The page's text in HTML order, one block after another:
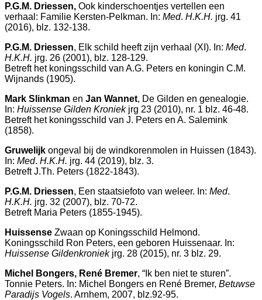
P.G.M. Driessen, Ook kinderschoentjes vertellen een
verhaal: Familie Kersten-Pelkman. In: Med. H.K.H. jrg. 41
(2016), blz. 132-138.
P.G.M. Driessen, Elk schild heeft zijn verhaal (XI). In: Med.
H.K.H. jrg. 26 (2001), blz. 128-129.
Betreft het koningsschild van A.G. Peters en koningin C.M.
Wijnands (1905).
Mark Slinkman en Jan Wannet, De Gilden en genealogie.
In: Huissense Gilden Kroniekjrg 23 (2010), nr. 1 blz. 46-48.
Betreft het koningsschild van J. Peters en A. Salemink
(1858).
Gruwelijk ongeval bij de windkorenmolen in Huissen (1843).
In: Med. H.K.H. jrg. 44 (2019), blz. 3.
Betreft J.Th. Peters (1822-1843).
P.G.M. Driessen, Een staatsiefoto van weleer. In: Med.
H.K.H. jrg. 32 (2007), blz. 70-72.
Betreft Maria Peters (1855-1945).
Huissense Zwaan op Koningsschild Helmond.
Koningsschild Ron Peters, een geboren Huissenaar. In:
Huissense Gildenkroniekjrg. 28 (2015), nr. 3 blz. 29.
Michel Bongers, René Bremer, “Ik ben niet te sturen”.
Tonnie Peters. In: Michel Bongers en René Bremer, Betuwse
Paradijs Vogels. Arnhem, 2007, blz.92-95.